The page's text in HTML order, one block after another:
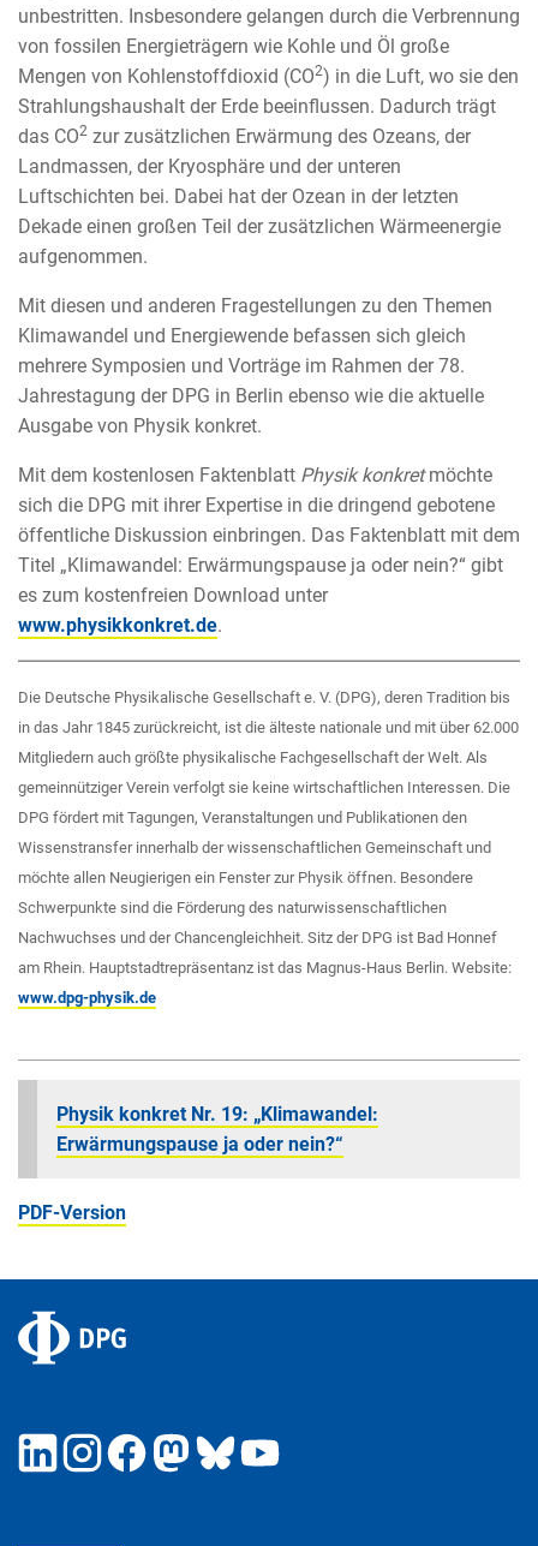
unbestritten. Insbesondere gelangen durch die Verbrennung
von fossilen Energieträgern wie Kohle und Öl große
Mengen von Kohlenstoffdioxid (CO2) in die Luft, wo sie den
Strahlungshaushalt der Erde beeinflussen. Dadurch trägt
das CO2 zur zusätzlichen Erwärmung des Ozeans, der
Landmassen, der Kryosphäre und der unteren
Luftschichten bei. Dabei hat der Ozean in der letzten
Dekade einen großen Teil der zusätzlichen Wärmeenergie
aufgenommen.
Mit diesen und anderen Fragestellungen zu den Themen
Klimawandel und Energiewende befassen sich gleich
mehrere Symposien und Vorträge im Rahmen der 78.
Jahrestagung der DPG in Berlin ebenso wie die aktuelle
Ausgabe von Physik konkret.
Mit dem kostenlosen Faktenblatt Physik konkretmöchte
sich die DPG mit ihrer Expertise in die dringend gebotene
öffentliche Diskussion einbringen. Das Faktenblatt mit dem
Titel „Klimawandel: Erwärmungspause ja oder nein?“ gibt
es zum kostenfreien Download unter
www.physikkonkret.de.
Die Deutsche Physikalische Gesellschaft e. V. (DPG), deren Tradition bis
in das Jahr 1845 zurückreicht, ist die älteste nationale und mit über 62.000
Mitgliedern auch größte physikalische Fachgesellschaft der Welt. Als
gemeinnütziger Verein verfolgt sie keine wirtschaftlichen Interessen. Die
DPG fördert mit Tagungen, Veranstaltungen und Publikationen den
Wissenstransfer innerhalb der wissenschaftlichen Gemeinschaft und
möchte allen Neugierigen ein Fenster zur Physik öffnen. Besondere
Schwerpunkte sind die Förderung des naturwissenschaftlichen
Nachwuchses und der Chancengleichheit. Sitz der DPG ist Bad Honnef
am Rhein. Hauptstadtrepräsentanz ist das Magnus-Haus Berlin. Website:
www.dpg-physik.de
Physik konkret Nr. 19: „Klimawandel:
Erwärmungspause ja oder nein?“
PDF-Version